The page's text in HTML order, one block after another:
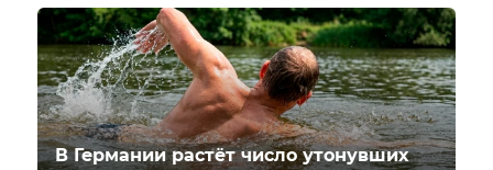
В Германии растёт число утонувших